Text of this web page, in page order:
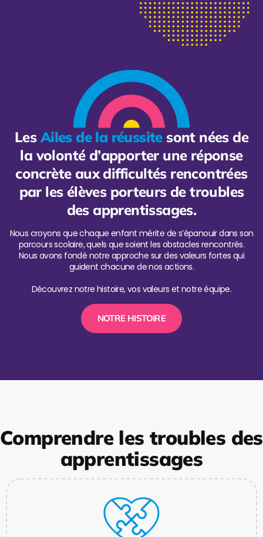
LesAiles de la réussitesont nées de
la volonté d’apporter une réponse
concrète aux difficultés rencontrées
par les élèves porteurs de troubles
des apprentissages.
Nous croyons que chaque enfant mérite de s’épanouir dans son
parcours scolaire, quels que soient les obstacles rencontrés.
Nous avons fondé notre approche sur des valeurs fortes qui
guident chacune de nos actions.
Découvrez notre histoire, vos valeurs et notre équipe.
NOTRE HISTOIRE
Comprendre les troubles des
apprentissages